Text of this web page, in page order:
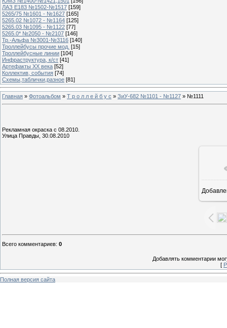
ЛАЗ Е183 №1502-№1517 [159]
5265/75 №1601 - №1627 [165]
5265.02 №1072 - №1164 [125]
5265.03 №1095 - №1122 [77]
5265.0* №2050 - №2107 [146]
Тр.-Альфа №3001-№3116 [140]
Троллейбусы прочие мод. [15]
Троллейбусные линии [104]
Инфраструктура, к/ст [41]
Артефакты ХХ века [52]
Коллектив, события [74]
Схемы,таблички,разное [81]
Главная » Фотоальбом » Т р о л л е й б у с » ЗиУ-682 №1101 - №1127 » №1111
Рекламная окраска с 08.2010.
Улица Правды, 30.08.2010
Всего комментариев: 0
Добавлять комментарии
[
Полная версия сайта